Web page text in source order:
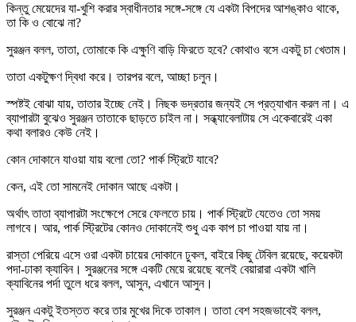
কিন্তু মেয়েদের যা-খুশি করার স্বাধীনতার সঙ্গে-সঙ্গে যে একটা বিপদের আশঙ্কাও থাকে,
তা কি ও বোঝে না?
সুরঞ্জন বলল, তাতা, তোমাকে কি এক্ষুণি বাড়ি ফিরতে হবে? কোথাও বসে একটু চা খেতাম।
তাতা একটুক্ষণ দ্বিধা করে। তারপর বলে, আচ্ছা চলুন।
স্পষ্টই বোঝা যায়, তাতার ইচ্ছে নেই। নিছক ভদ্রতার জন্যই সে প্রত্যাখান করল না। এ
ব্যাপারটা বুঝেও সুরঞ্জন তাতাকে ছাড়তে চাইল না। সন্ধ্যাবেলাটায় সে একেবারেই একা
কথা বলারও কেউ নেই।
কোন দোকানে যাওয়া যায় বলো তো? পার্ক স্ট্রিটে যাবে?
কেন, এই তো সামনেই দোকান আছে একটা।
অর্থাৎ তাতা ব্যাপারটা সংক্ষেপে সেরে ফেলতে চায়। পার্ক স্ট্রিটে যেতেও তো সময়
লাগবে। আর, পার্ক স্ট্রিটের কোনও দোকানেই শুধু এক কাপ চা পাওয়া যায় না।
রাস্তা পেরিয়ে এসে ওরা একটা চায়ের দোকানে ঢুকল, বাইরে কিছু টেবিল রয়েছে, কয়েকটা
পদা-ঢাকা ক্যাবিন। সুরঞ্জনের সঙ্গে একটি মেয়ে রয়েছে বলেই বেয়ারারা একটা খালি
ক্যাবিনের পর্দা তুলে ধরে বলল, আসুন, এখানে আসুন।
সুরঞ্জন একটু ইতস্তত করে তার মুখের দিকে তাকাল। তাতা বেশ সহজভাবেই বলল,